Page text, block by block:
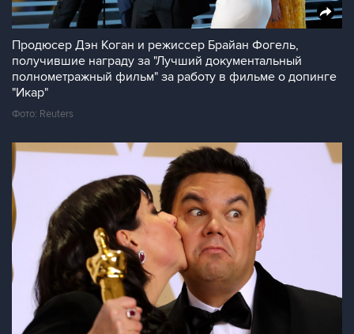
Продюсер Дэн Коган и режиссер Брайан Фогель,
получившие награду за "Лучший документальный
полнометражный фильм" за работу в фильме о допинге
"Икар"
Фото: Reuters